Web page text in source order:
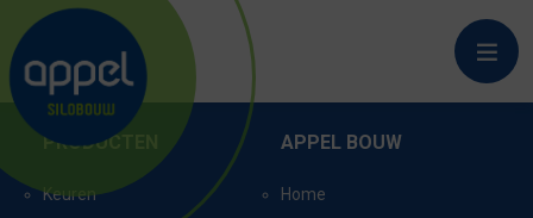
DEURNINGEN_8540
PRODUCTEN
Keuren
APPEL BOUW
Home